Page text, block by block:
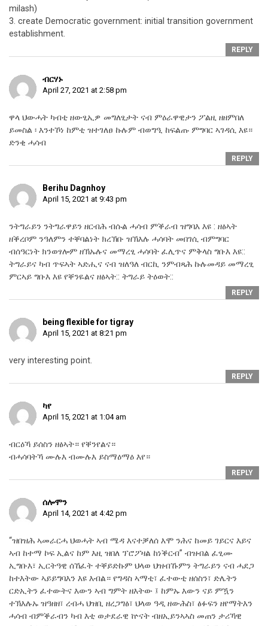
milash)
3. create Democratic government: initial transition government
establishment.
REPLY
ብርሃኑ
April 27, 2021 at 2:58 pm
ዋላ ህውሓት ካብቲ ዘውፂኢዎ መግለፂታት ናብ ምዕራዋዊታን ፖልዚ ዘዘምበለ
ይመስል ፡ እንተኾነ ከምቲ ዝተገለፀ ኩሉም ብወግዒ ከፍልጡ ምግባር ኣገዳሲ እዩ።
ድንቂ ሓሳብ
REPLY
Berihu Dagnhoy
April 15, 2021 at 9:43 pm
ንትግራይን ንትግራዋይን ዘርብሕ ብሱል ሓሳብ ምቕራብ ዝግባእ እዩ : ዘፅኣት
ዘቕረቦም ንዓለምን ተቐባልነት ክረኽቡ ዝኽእሉ ሓሳባት መበገሲ ብምግባር
ብሰዓርነት ክንወፃሎም ዘኽኡሉና መማረፂ ሓሳባት ፈሊጥና ምቅላስ ግቡእ እዩ::
ትግራይና ካብ ጥፍኣት ኣድሒና ናብ ዝለዓለ ብርኪ ንምብጻሕ ኩሉመዳይ መማረፂ
ምርኣይ ግቡእ እዩ የቐንዬልና ዘፅኣት:: ትግራይ ትዕወት::
REPLY
being flexible for tigray
April 15, 2021 at 8:21 pm
very interesting point.
REPLY
ካየ
April 15, 2021 at 1:04 am
ብርዕኻ ይሰስን ዘፅኣት። የቐንየልና።
ብሓሳባትኻ ሙሉእ ብሙሉእ ይስማዕማዕ እየ።
REPLY
ሰሎሞን
April 14, 2021 at 4:42 pm
“ዝበዝሕ ኣመራርሓ ህወሓት ኣብ ሜዳ እናተቓለሰ እሞ ንሕና ከመይ ገይርና እይና
ኣብ ከተማ ኮፍ ኢልና ከም እዚ ዝበለ ፕሮፖዛል ከነቕርብ” ብዝብል ፈፂሙ
ኢግቡእ፣ ኢርትዓዊ ሰኸፈት ተቐይድኩም ህላወ ህዝብኹምን ትግራይን ናብ ሓደጋ
ከተእትው ኣይይግባእን እዩ እብል። የግዳስ ኣማቲ፣ ፈተውቲ ዘሰስን፣ ድሌትን
ርድኢትን ፈተውትና እውን ኣብ ግምት ዘእትው ፤ ከምኡ እውን ናይ ምዃን
ተኽእሉኡ ዝዓዘዘ፣ ረብሓ ህዝቢ ዘረጋግፅ፣ ህላወ ዓዲ ዘውሕስ፣ ፅፉፍን ዘየማትእን
ሓሳብ ብምቕራብን ካብ እቲ ወታደራዊ ኵናት ብዘኢይንኣኣስ መጠን ታሪኻዊ